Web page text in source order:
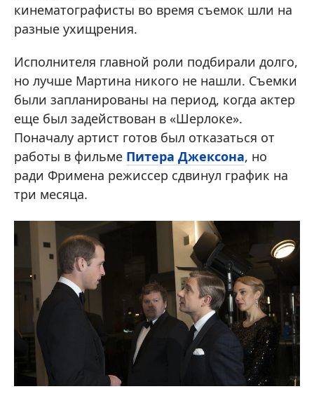
кинематографисты во время съемок шли на
разные ухищрения.
Исполнителя главной роли подбирали долго,
но лучше Мартина никого не нашли. Съемки
были запланированы на период, когда актер
еще был задействован в «Шерлоке».
Поначалу артист готов был отказаться от
работы в фильме Питера Джексона, но
ради Фримена режиссер сдвинул график на
три месяца.